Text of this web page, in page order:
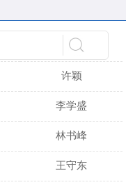
吴晓桃
许颖
李学盛
林书峰
王守东